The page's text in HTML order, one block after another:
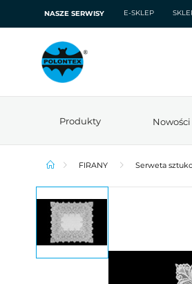
NASZE SERWISY E-SKLEP
Produkty Nowości
FIRANY Serweta